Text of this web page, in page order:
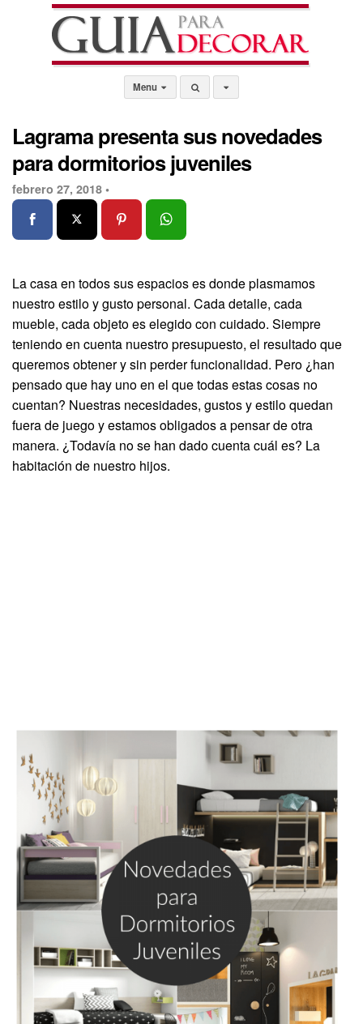
Menu
Lagrama presenta sus novedades
para dormitorios juveniles
febrero 27, 2018 •
La casa en todos sus espacios es donde plasmamos
nuestro estilo y gusto personal. Cada detalle, cada
mueble, cada objeto es elegido con cuidado. Siempre
teniendo en cuenta nuestro presupuesto, el resultado que
queremos obtener y sin perder funcionalidad. Pero ¿han
pensado que hay uno en el que todas estas cosas no
cuentan? Nuestras necesidades, gustos y estilo quedan
fuera de juego y estamos obligados a pensar de otra
manera. ¿Todavía no se han dado cuenta cuál es? La
habitación de nuestro hijos.